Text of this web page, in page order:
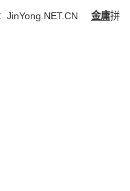
JinYong.NET.CN 金庸拼